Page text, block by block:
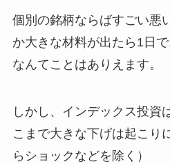
個別の銘柄ならばすごい悪
か大きな材料が出たら1日
なんてことはありえます。
しかし、インデックス投資
こまで大きな下げは起こり
らショックなどを除く）